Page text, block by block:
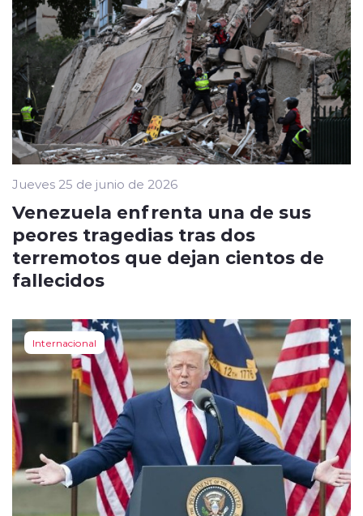
Jueves 25 de junio de 2026
Venezuela enfrenta una de sus
peores tragedias tras dos
terremotos que dejan cientos de
fallecidos
Internacional